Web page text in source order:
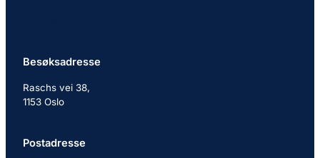
Besøksadresse
Raschs vei 38,
1153 Oslo
Postadresse